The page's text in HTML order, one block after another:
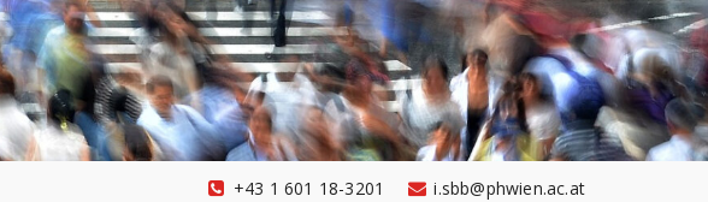
i.sbb@phwien.ac.at
+43 1 601 18-3201